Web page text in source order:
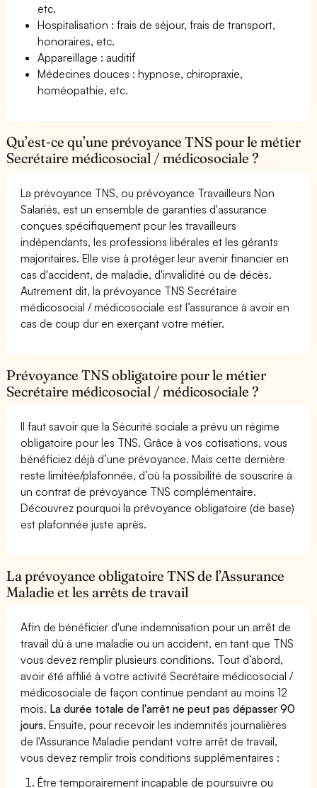
etc.
Hospitalisation : frais de séjour, frais de transport,
honoraires, etc.
Appareillage : auditif
Médecines douces : hypnose, chiropraxie,
homéopathie, etc.
Qu’est-ce qu’une prévoyance TNS pour le métier
Secrétaire médicosocial / médicosociale ?
La prévoyance TNS, ou prévoyance Travailleurs Non
Salariés, est un ensemble de garanties d'assurance
conçues spécifiquement pour les travailleurs
indépendants, les professions libérales et les gérants
majoritaires. Elle vise à protéger leur avenir financier en
cas d'accident, de maladie, d'invalidité ou de décès.
Autrement dit, la prévoyance TNS Secrétaire
médicosocial / médicosociale est l’assurance à avoir en
cas de coup dur en exerçant votre métier.
Prévoyance TNS obligatoire pour le métier
Secrétaire médicosocial / médicosociale ?
Il faut savoir que la Sécurité sociale a prévu un régime
obligatoire pour les TNS. Grâce à vos cotisations, vous
bénéficiez déjà d’une prévoyance. Mais cette dernière
reste limitée/plafonnée, d’où la possibilité de souscrire à
un contrat de prévoyance TNS complémentaire.
Découvrez pourquoi la prévoyance obligatoire (de base)
est plafonnée juste après.
La prévoyance obligatoire TNS de l’Assurance
Maladie et les arrêts de travail
Afin de bénéficier d'une indemnisation pour un arrêt de
travail dû à une maladie ou un accident, en tant que TNS
vous devez remplir plusieurs conditions. Tout d’abord,
avoir été affilié à votre activité Secrétaire médicosocial /
médicosociale de façon continue pendant au moins 12
mois. La durée totale de l'arrêt ne peut pas dépasser 90
jours. Ensuite, pour recevoir les indemnités journalières
de l'Assurance Maladie pendant votre arrêt de travail,
vous devez remplir trois conditions supplémentaires :
Être temporairement incapable de poursuivre ou